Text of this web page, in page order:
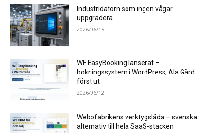
Industridatorn som ingen vågar
uppgradera
2026/06/15
WF EasyBooking lanserat –
bokningssystem i WordPress, Ala Gård
först ut
2026/06/12
Webbfabrikens verktygslåda – svenska
alternativ till hela SaaS-stacken